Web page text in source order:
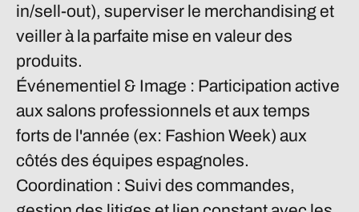
in/sell-out), superviser le merchandising et
veiller à la parfaite mise en valeur des
produits.
Événementiel & Image : Participation active
aux salons professionnels et aux temps
forts de l'année (ex: Fashion Week) aux
côtés des équipes espagnoles.
Coordination : Suivi des commandes,